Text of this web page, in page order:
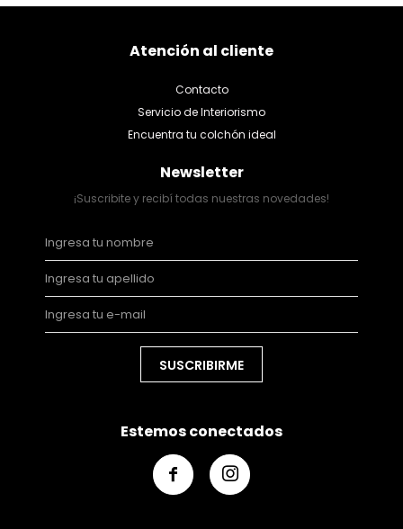
Atención al cliente
Contacto
Servicio de Interiorismo
Encuentra tu colchón ideal
Newsletter
¡Suscribite y recibí todas nuestras novedades!
SUSCRIBIRME
Estemos conectados
 